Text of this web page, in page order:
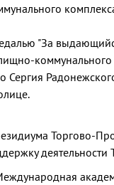
"За
Сергия
Торгово-